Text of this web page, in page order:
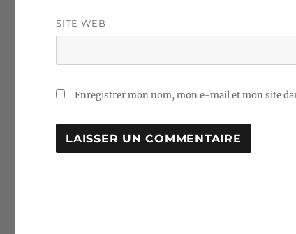
SITE WEB
Enregistrer mon nom, mon e-mail et mon site